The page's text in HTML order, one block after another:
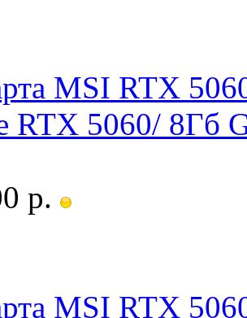
MSI RTX
RTX 5060/ 8Гб
р.
MSI RTX